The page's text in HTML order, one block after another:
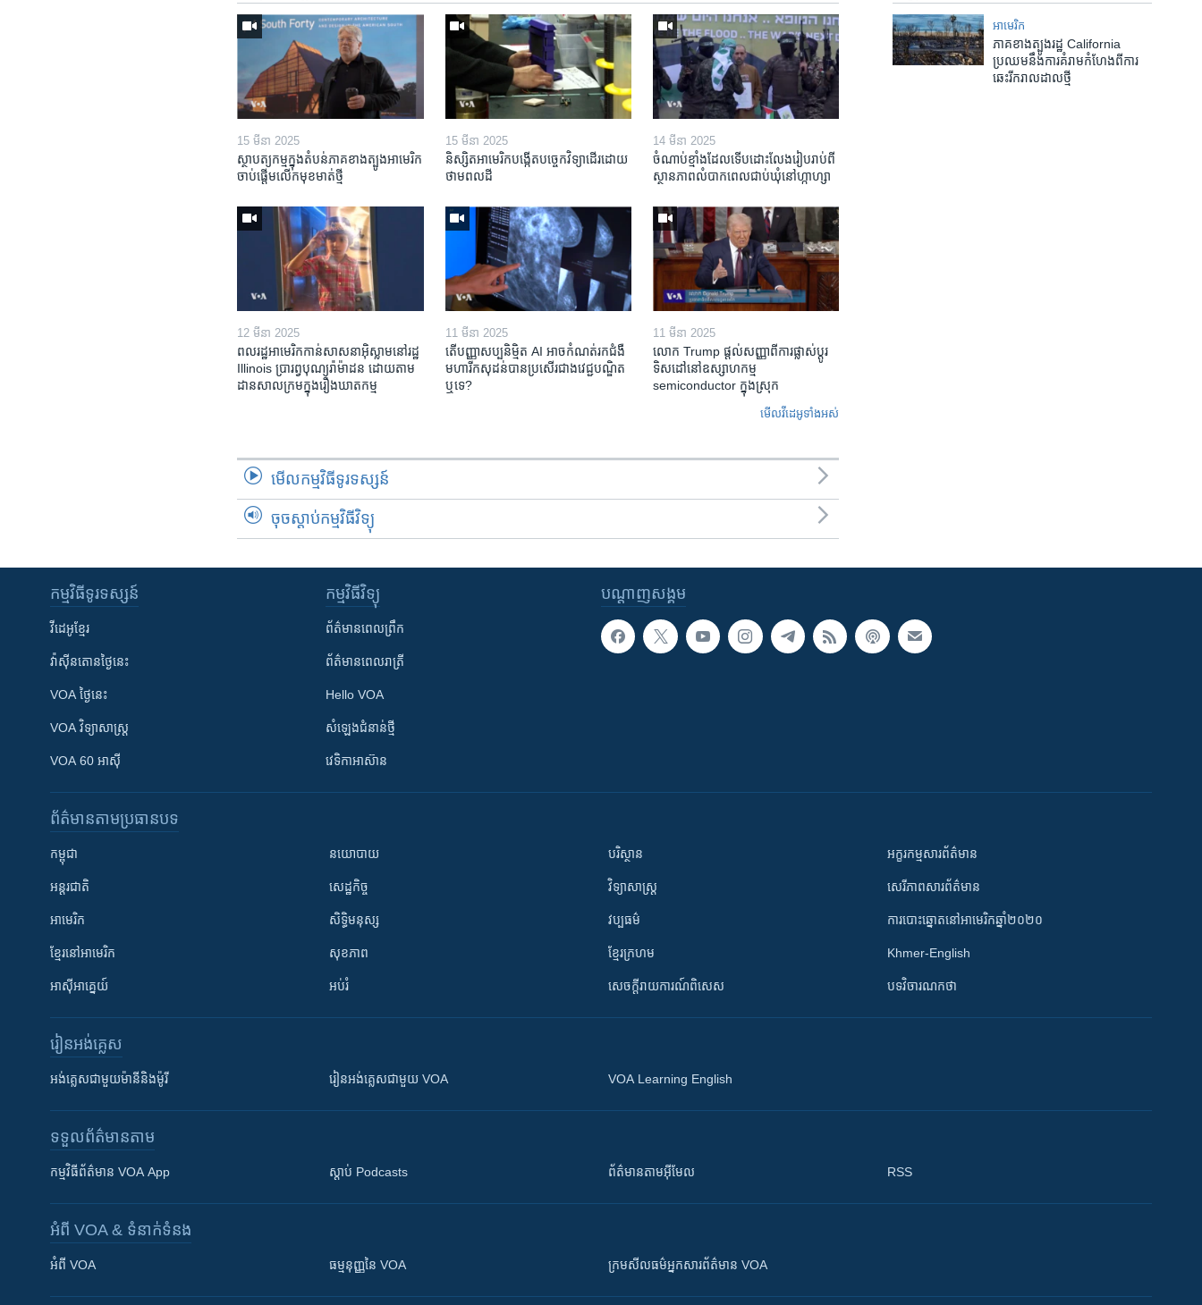
អាមេរិក​
ភាគ​ខាង​ត្បូង​រដ្ឋ​​ California
ប្រឈម​នឹង​ការ​គំរាម​កំហែង​ពី​ការ​​
ឆេះ​រីករាល​ដាលថ្មី
15 មីនា 2025
ស្ថាបត្យកម្ម​ក្នុង​តំបន់​ភាគ​ខាង​ត្បូង​អាមេរិក​
ចាប់ផ្តើម​លើក​មុខមាត់​ថ្មី
15 មីនា 2025
និស្សិត​អាមេរិក​បង្កើត​បច្ចេកវិទ្យា​ដើរ​ដោយ​
ថាមពល​ដី
14 មីនា 2025
ចំណាប់ខ្មាំង​ដែល​ទើប​ដោះលែង​រៀបរាប់​ពី​
ស្ថានភាព​​លំបាក​ពេល​ជាប់​ឃុំ​នៅ​ហ្កាហ្សា
12 មីនា 2025
ពលរដ្ឋអាមេរិក​កាន់សាសនា​អ៊ិស្លាម​នៅរដ្ឋ
Illinois ​ប្រារព្វបុណ្យរ៉ាម៉ាដន ​ដោយ​តាម​
ដាន​​សាលក្រមក្នុងរឿងឃាតកម្ម
11 មីនា 2025
តើ​បញ្ញាសប្បនិម្មិត​ AI អាច​កំណត់​រក​ជំងឺ
មហារីក​សុដន់​បាន​ប្រសើរ​ជាង​វេជ្ជបណ្ឌិត​
ឬ​ទេ?
11 មីនា 2025
លោក Trump ផ្តល់សញ្ញាពីការផ្លាស់ប្តូរ
ទិសដៅនៅឧស្សាហកម្ម
semiconductor ក្នុងស្រុក
មើល​វីដេអូ​ទាំង​អស់
មើល​កម្មវិធី​ទូរទស្សន៍
ចុចស្តាប់កម្មវិធីវិទ្យុ
បណ្តាញ​សង្គម
កម្មវិធី​ទូរទស្សន៍
វីដេអូ​ខ្មែរ
វ៉ាស៊ីនតោន​ថ្ងៃ​នេះ
VOA ថ្ងៃនេះ
VOA ​វិទ្យាសាស្ត្រ
VOA 60 អាស៊ី
កម្មវិធី​វិទ្យុ
ព័ត៌មាន​ពេល​ព្រឹក
ព័ត៌មាន​​ពេល​រាត្រី
Hello VOA
សំឡេង​ជំនាន់​ថ្មី
វេទិកា​អាស៊ាន
ព័ត៌មាន​តាមប្រធានបទ​
កម្ពុជា
អន្តរជាតិ
អាមេរិក
ខ្មែរ​នៅអាមេរិក
អាស៊ីអាគ្នេយ៍
នយោបាយ
សេដ្ឋកិច្ច
សិទ្ធិមនុស្ស
សុខភាព
អប់រំ
បរិស្ថាន
វិទ្យាសាស្រ្ត
វប្បធម៌
ខ្មែរក្រហម
សេចក្តីរាយការណ៍ពិសេស
អក្ខរកម្មសារព័ត៌មាន
សេរីភាពសារព័ត៌មាន
ការបោះឆ្នោតនៅអាមេរិកឆ្នាំ២០២០
Khmer-English
បទវិចារណកថា
រៀន​​អង់គ្លេស
អង់គ្លេស​ជាមួយ​ម៉ានី​និង​ម៉ូរី រៀន​​​​​​អង់គ្លេស​​ជាមួយ VOA VOA Learning English
ទទួល​ព័ត៌មាន​តាម
កម្មវិធី​ព័ត៌មាន VOA App ស្តាប់ Podcasts ព័ត៌មាន​តាម​អ៊ីមែល RSS
អំពី​ VOA & ទំនាក់ទំនង
អំពី​ VOA ធម្មនុញ្ញ​នៃ VOA ក្រម​​​សីលធម៌​​​អ្នក​​​សារព័ត៌មាន VOA